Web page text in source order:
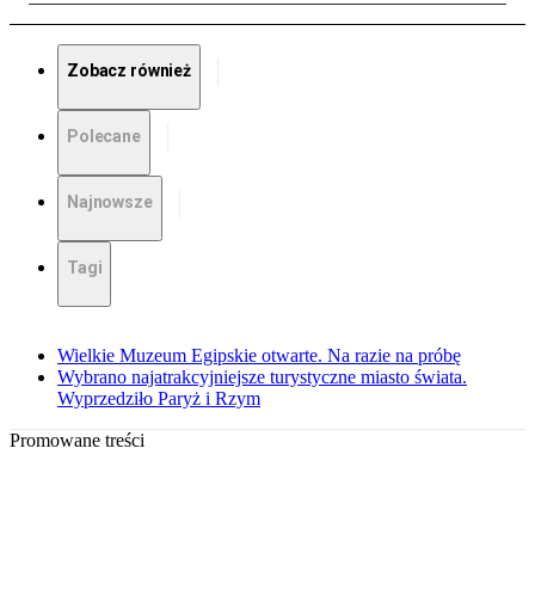
Zobacz również
Polecane
Najnowsze
Tagi
Wielkie Muzeum Egipskie otwarte. Na razie na próbę
Wybrano najatrakcyjniejsze turystyczne miasto świata.
Wyprzedziło Paryż i Rzym
Promowane treści